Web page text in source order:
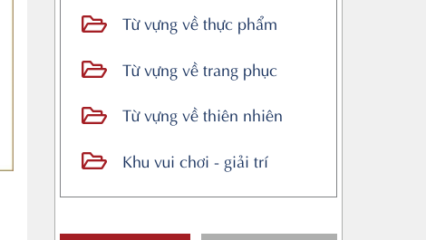
Từ vựng về thực phẩm
Từ vựng về trang phục
Từ vựng về thiên nhiên
Khu vui chơi - giải trí